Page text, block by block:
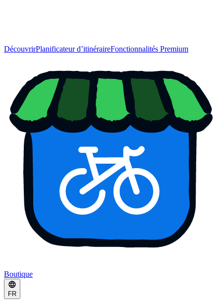
DécouvrirPlanificateur d’itinéraireFonctionnalités Premium
Boutique
FR